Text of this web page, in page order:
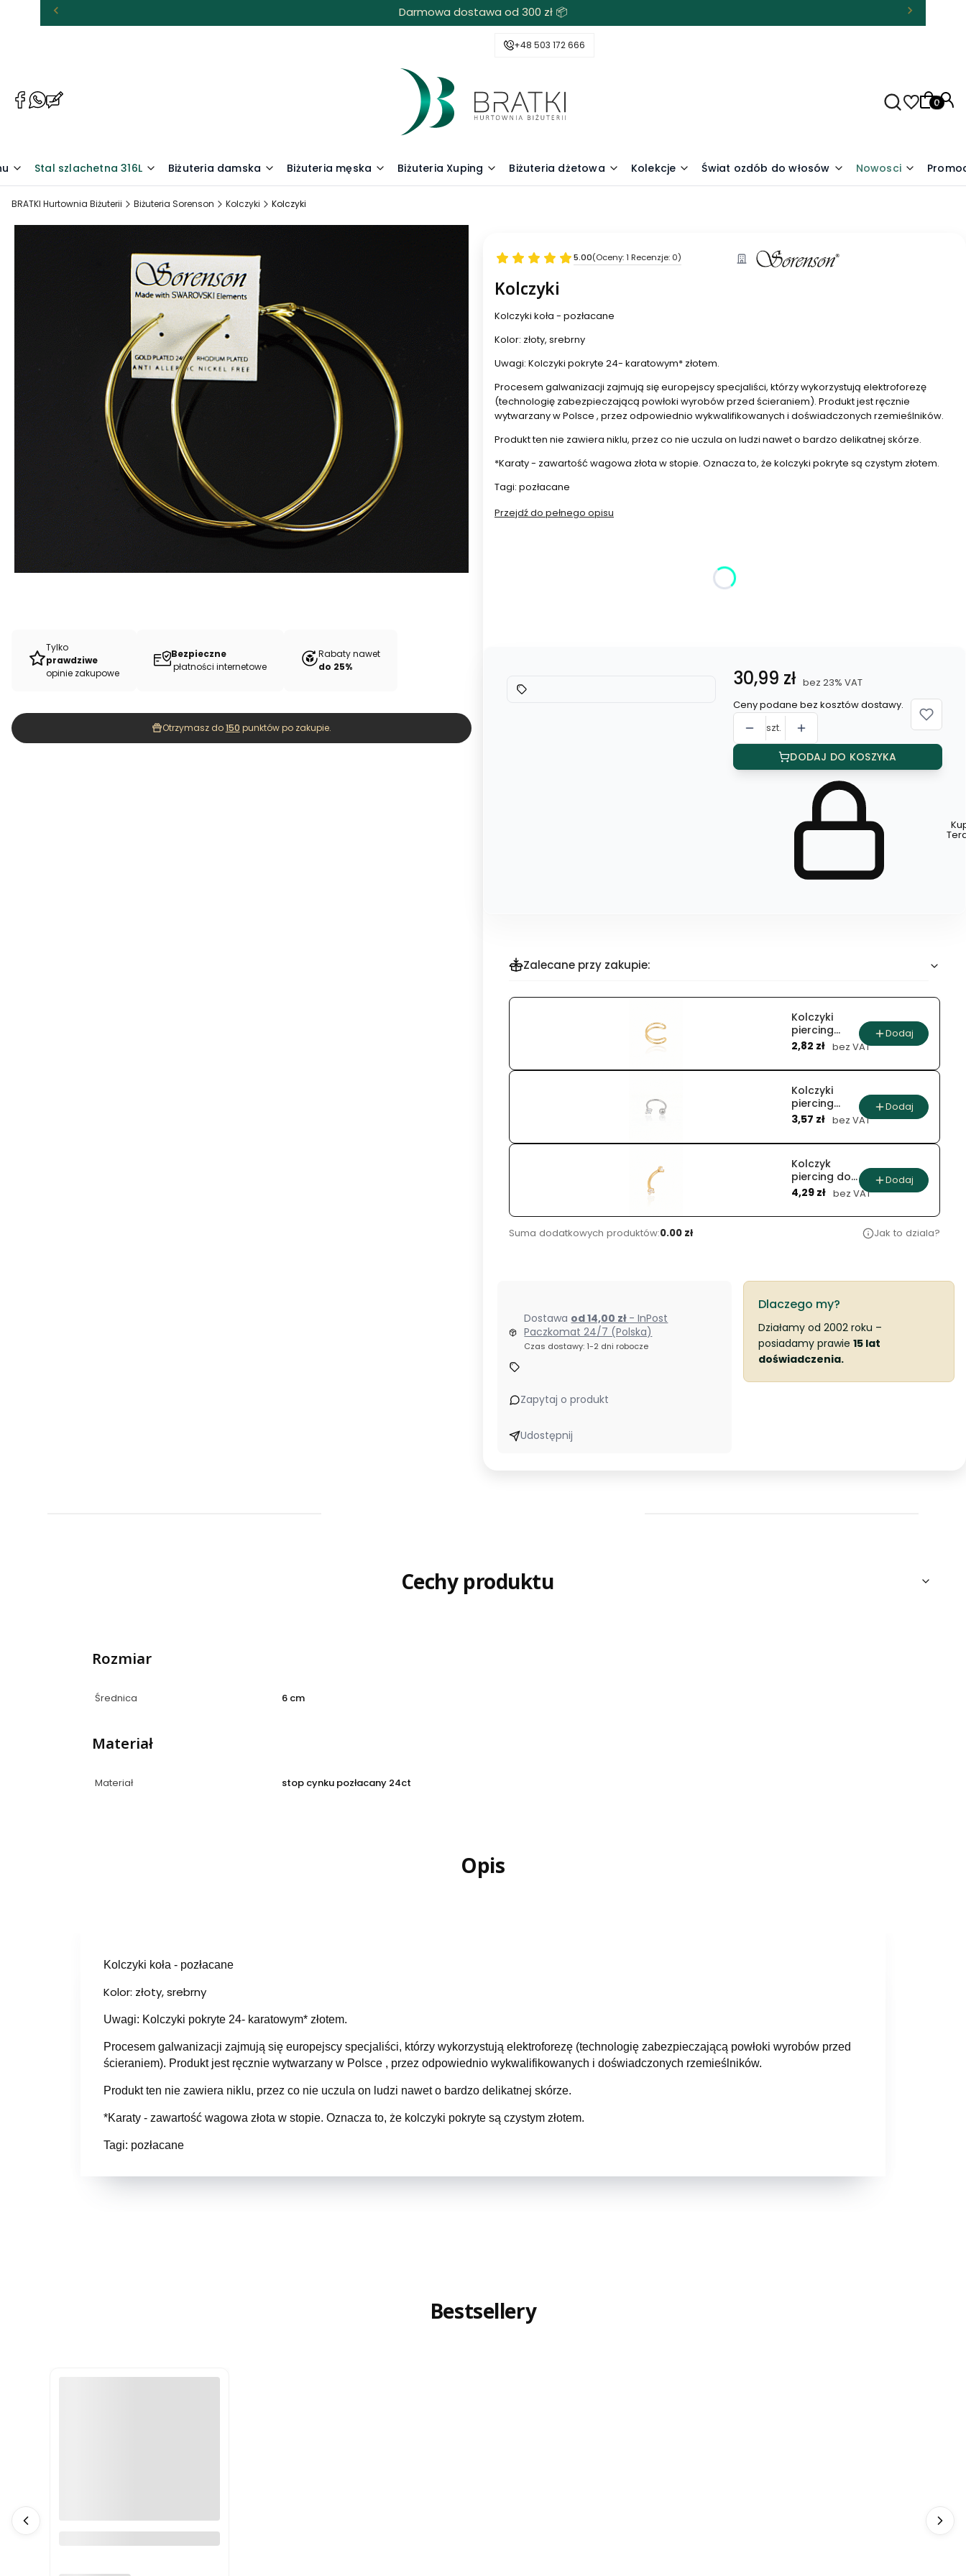
Darmowa dostawa od 300 zł 📦
+48 503 172 666
(Otwiera
karcie)
(Otwiera
karcie)
(Otwiera
karcie)
Stal szlachetna 316L Biżuteria damska Biżuteria męska Biżuteria Xuping Biżuteria dżetowa Kolekcje Świat ozdób do włosów Nowosci
BRATKI Hurtownia Biżuterii Biżuteria Sorenson Kolczyki Kolczyki
Tylko
prawdziwe
opinie zakupowe
Bezpieczne
płatności internetowe
Rabaty nawet
do 25%
Otrzymasz do150 punktów po zakupie.
5.00(Oceny: 1 Recenzje: 0)
Kolczyki
Kolczyki koła - pozłacane
Kolor: złoty, srebrny
Uwagi: Kolczyki pokryte 24- karatowym* złotem.
Procesem galwanizacji zajmują się europejscy specjaliści, którzy wykorzystują elektroforezę
(technologię zabezpieczającą powłoki wyrobów przed ścieraniem). Produkt jest ręcznie
wytwarzany w Polsce , przez odpowiednio wykwalifikowanych i doświadczonych rzemieślników.
Produkt ten nie zawiera niklu, przez co nie uczula on ludzi nawet o bardzo delikatnej skórze.
*Karaty - zawartość wagowa złota w stopie. Oznacza to, że kolczyki pokryte są czystym złotem.
Tagi: pozłacane
Przejdź do pełnego opisu
Cena
30,99 zł bez 23% VAT
Ceny podane bez kosztów dostawy.
szt.
DODAJ DO KOSZYKA
Szybki
produktu
Kolczyki
Zalecane przy zakupie:
Kolczyki
piercing
nausznica
linia
Cena
2,82 zł bez VAT
Dodaj
Kolczyki
piercing
srebrna i
iskierka
Cena
3,57 zł bez VAT
Dodaj
Kolczyk
piercing do
ucha
Cena
4,29 zł bez VAT
Dodaj
Suma dodatkowych produktów:0.00 zł Jak to dziala?
Dostawa od 14,00 zł - InPost
Paczkomat 24/7 (Polska)
Czas dostawy: 1-2 dni robocze
Zapytaj o produkt
Udostępnij
Dlaczego my?
Działamy od 2002 roku –
posiadamy prawie 15 lat
doświadczenia.
Cechy produktu
Rozmiar
Średnica 6 cm
Materiał
Materiał stop cynku pozłacany 24ct
Opis
Kolczyki koła - pozłacane
Kolor: złoty, srebrny
Uwagi: Kolczyki pokryte 24- karatowym* złotem.
Procesem galwanizacji zajmują się europejscy specjaliści, którzy wykorzystują elektroforezę (technologię zabezpieczającą powłoki wyrobów przed
ścieraniem). Produkt jest ręcznie wytwarzany w Polsce , przez odpowiednio wykwalifikowanych i doświadczonych rzemieślników.
Produkt ten nie zawiera niklu, przez co nie uczula on ludzi nawet o bardzo delikatnej skórze.
*Karaty - zawartość wagowa złota w stopie. Oznacza to, że kolczyki pokryte są czystym złotem.
Tagi: pozłacane
Bestsellery